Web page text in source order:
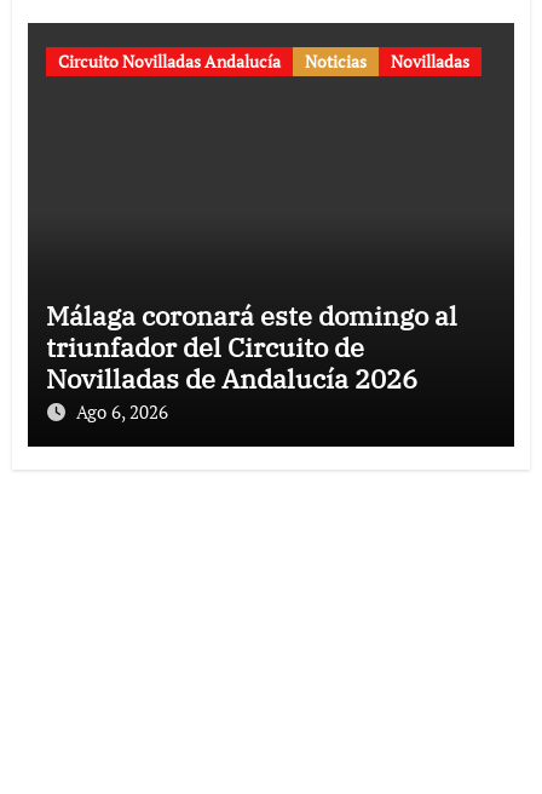
Circuito Novilladas Andalucía Noticias Novilladas
Málaga coronará este domingo al
triunfador del Circuito de
Novilladas de Andalucía 2026
Ago 6, 2026